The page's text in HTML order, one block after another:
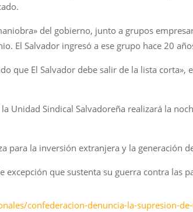
del gobierno, junto a grupos
El Salvador ingresó a ese grupo hace 20
que El Salvador debe salir de la lista corta»,
Unidad Sindical Salvadoreña realizará la
para la inversión extranjera y la generación
que sustenta su guerra contra las
confederacion-denuncia-la-supresion-